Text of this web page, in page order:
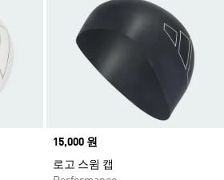
Price
15,000 원
로고 스윔 캡